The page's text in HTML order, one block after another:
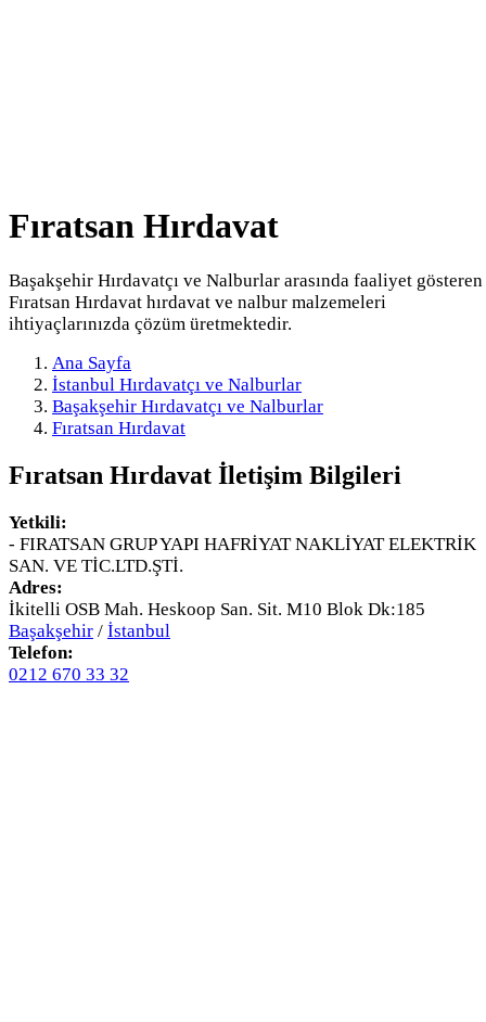
Fıratsan Hırdavat
Başakşehir Hırdavatçı ve Nalburlar arasında faaliyet gösteren
Fıratsan Hırdavat hırdavat ve nalbur malzemeleri
ihtiyaçlarınızda çözüm üretmektedir.
Ana Sayfa
İstanbul Hırdavatçı ve Nalburlar
Başakşehir Hırdavatçı ve Nalburlar
Fıratsan Hırdavat
Fıratsan Hırdavat İletişim Bilgileri
Yetkili:
- FIRATSAN GRUP YAPI HAFRİYAT NAKLİYAT ELEKTRİK
SAN. VE TİC.LTD.ŞTİ.
Adres:
İkitelli OSB Mah. Heskoop San. Sit. M10 Blok Dk:185
Başakşehir / İstanbul
Telefon:
0212 670 33 32